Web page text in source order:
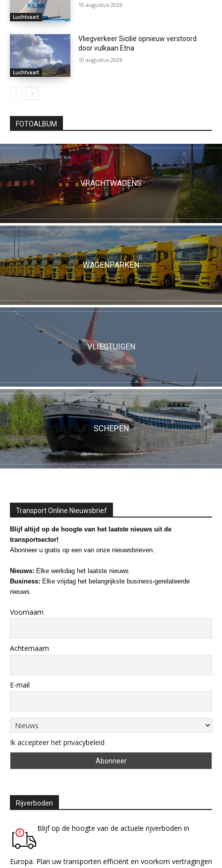
Luchtvaart
10 augustus 2026
Luchtvaart
Vliegverkeer Sicilië opnieuw verstoord
door vulkaan Etna
10 augustus 2026
FOTOALBUM
VRACHTWAGENS
WAGENPARKEN
VLIEGTUIGEN
SCHEPEN
Transport Online Nieuwsbrief
Blijf altijd op de hoogte van het laatste nieuws uit de
transportsector!
Abonneer u gratis op een van onze nieuwsbrieven:
Nieuws: Elke werkdag het laatste nieuws
Business: Elke vrijdag het belangrijkste business-gerelateerde
nieuws.
Voornaam
Achternaam
E-mail
Ik accepteer het privacybeleid
Rijverboden
Blijf op de hoogte van de actuele rijverboden in
Europa. Plan uw transporten efficiënt en voorkom vertragingen